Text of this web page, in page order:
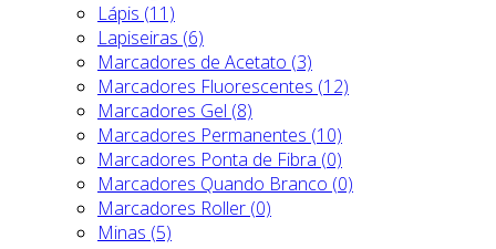
Lápis (11)
Lapiseiras (6)
Marcadores de Acetato (3)
Marcadores Fluorescentes (12)
Marcadores Gel (8)
Marcadores Permanentes (10)
Marcadores Ponta de Fibra (0)
Marcadores Quando Branco (0)
Marcadores Roller (0)
Minas (5)